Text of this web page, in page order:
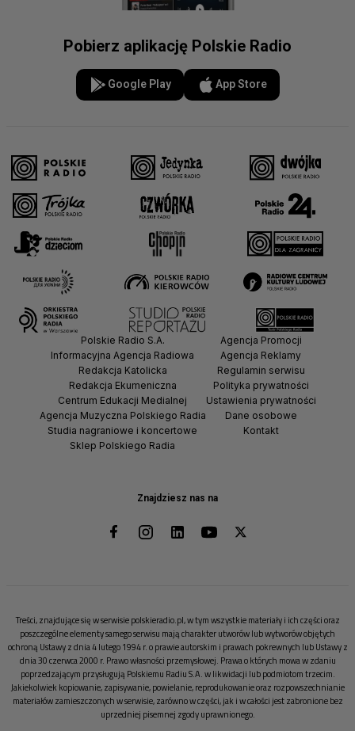
Pobierz aplikację Polskie Radio
Google Play App Store
Znajdziesz nas na
Polskie Radio S.A.
Informacyjna Agencja Radiowa
Redakcja Katolicka
Redakcja Ekumeniczna
Centrum Edukacji Medialnej
Agencja Muzyczna Polskiego Radia
Studia nagraniowe i koncertowe
Sklep Polskiego Radia
Agencja Promocji
Agencja Reklamy
Regulamin serwisu
Polityka prywatności
Ustawienia prywatności
Dane osobowe
Kontakt
Treści, znajdujące się w serwisie polskieradio.pl, w tym wszystkie materiały i ich części oraz
poszczególne elementy samego serwisu mają charakter utworów lub wytworów objętych
ochroną Ustawy z dnia 4 lutego 1994 r. o prawie autorskim i prawach pokrewnych lub Ustawy z
dnia 30 czerwca 2000 r. Prawo własności przemysłowej. Prawa o których mowa w zdaniu
poprzedzającym przysługują Polskiemu Radiu S.A. w likwidacji lub podmiotom trzecim.
Jakiekolwiek kopiowanie, zapisywanie, powielanie, reprodukowanie oraz rozpowszechnianie
materiałów zamieszczonych w serwisie, zarówno w części, jak i w całości jest zabronione bez
uprzedniej pisemnej zgody uprawnionego.